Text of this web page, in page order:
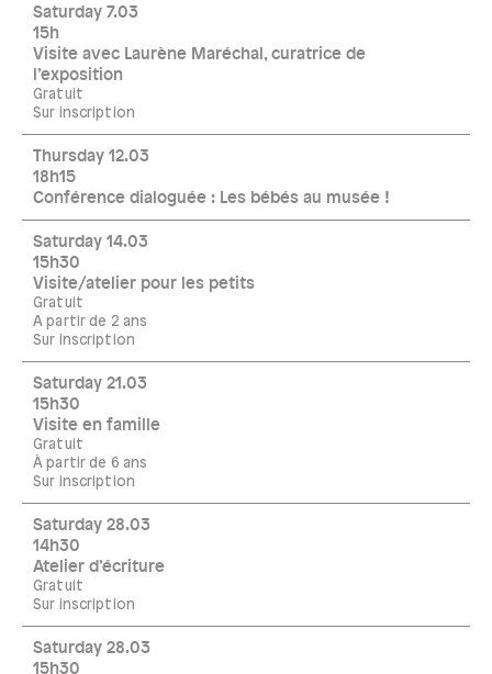
Saturday 7.03
15h
Visite avec Laurène Maréchal, curatrice de
l’exposition
Gratuit
Sur inscription
Thursday 12.03
18h15
Conférence dialoguée : Les bébés au musée !
Saturday 14.03
15h30
Visite/atelier pour les petits
Gratuit
A partir de 2 ans
Sur inscription
Saturday 21.03
15h30
Visite en famille
Gratuit
À partir de 6 ans
Sur inscription
Saturday 28.03
14h30
Atelier d’écriture
Gratuit
Sur inscription
Saturday 28.03
15h30